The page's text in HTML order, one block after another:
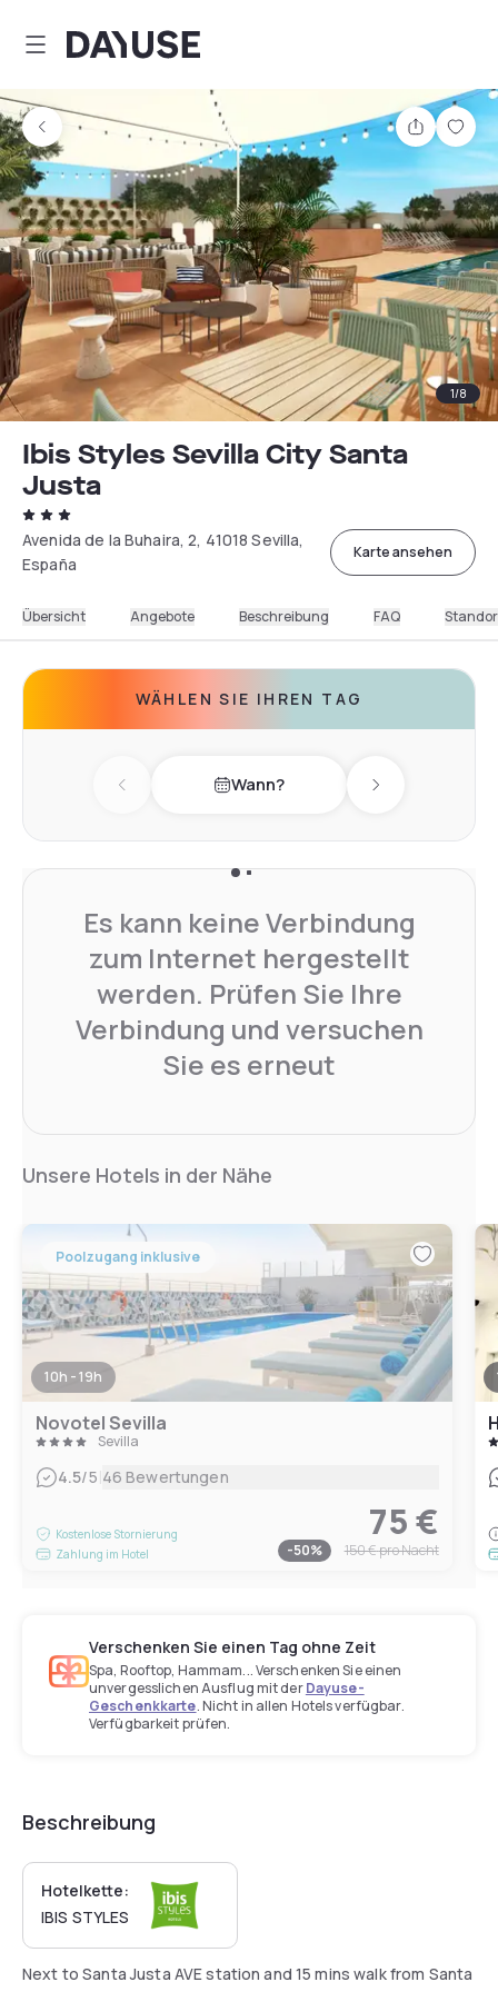
Dayuse
Teilen
1/8
Ibis Styles Sevilla City Santa
Justa
Avenida de la Buhaira, 2, 41018 Sevilla,
España
Karte ansehen
Übersicht Angebote Beschreibung FAQ
WÄHLEN SIE IHREN TAG
Previous day Wann? Next day
Es kann keine Verbindung
zum Internet hergestellt
werden. Prüfen Sie Ihre
Verbindung und versuchen
Sie es erneut
Unsere Hotels in der Nähe
Poolzugang inklusive
10h - 19h
Novotel Sevilla
Sevilla
4.5/5|46 Bewertungen
Kostenlose Stornierung
Zahlung im Hotel
75 €
-50% 150 €pro Nacht
Verschenken Sie einen Tag ohne Zeit
Spa, Rooftop, Hammam... Verschenken Sie einen
unvergesslichen Ausflug mit derDayuse-
Geschenkkarte. Nicht in allen Hotels verfügbar.
Verfügbarkeit prüfen.
Beschreibung
Hotelkette:
IBIS STYLES
Next to Santa Justa AVE station and 15 mins walk from Santa